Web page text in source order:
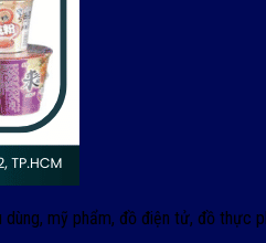
mỹ phẩm, đồ điện tử, đồ thực